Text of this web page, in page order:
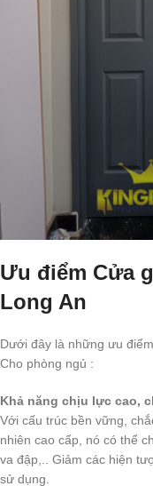
Ưu điểm Cửa
Long An
Dưới đây là những ưu
Cho phòng ngủ :
Khả năng chịu lực cao,
Với cấu trúc bền vững,
nhiên cao cấp, nó có thể
va đập,.. Giảm các hiện
sử dụng.